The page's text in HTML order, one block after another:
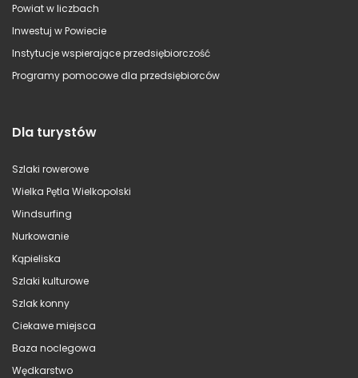
Powiat w liczbach
Inwestuj w Powiecie
Instytucje wspierające przedsiębiorczość
Programy pomocowe dla przedsiębiorców
Dla turystów
Szlaki rowerowe
Wielka Pętla Wielkopolski
Windsurfing
Nurkowanie
Kąpieliska
Szlaki kulturowe
Szlak konny
Ciekawe miejsca
Baza noclegowa
Wędkarstwo